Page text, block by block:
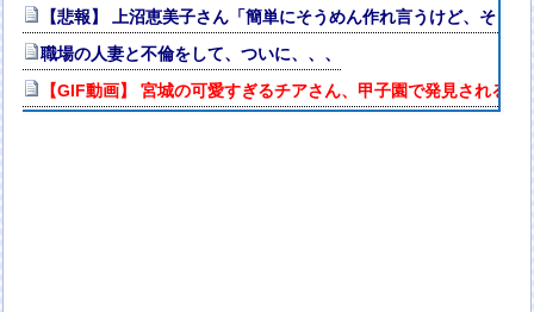
【悲報】 上沼恵美子さん「簡単にそうめん作れ言うけど、そう
職場の人妻と不倫をして、ついに、、、
【GIF動画】 宮城の可愛すぎるチアさん、甲子園で発見される